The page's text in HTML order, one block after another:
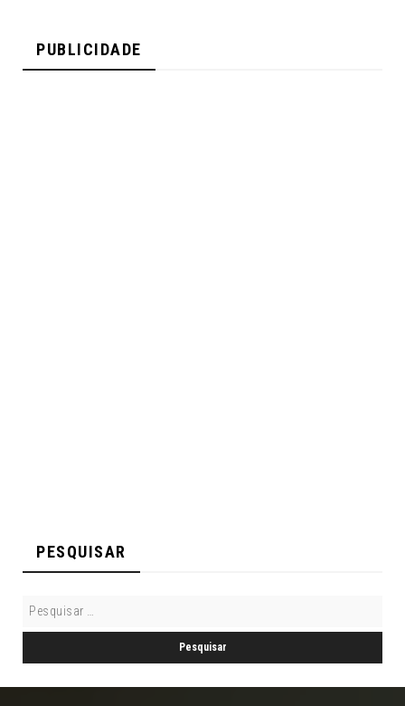
PUBLICIDADE
PESQUISAR